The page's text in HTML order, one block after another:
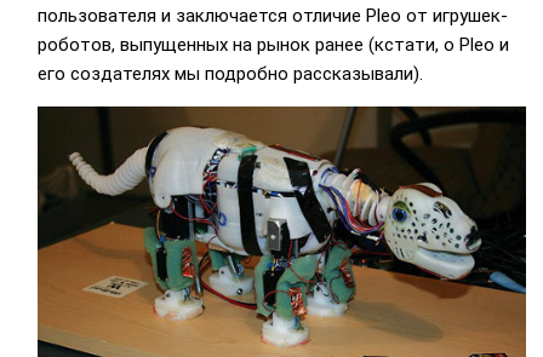
пользователя и заключается отличие Pleo от игрушек-
роботов, выпущенных на рынок ранее (кстати, о Pleo и
его создателях мы подробно рассказывали).